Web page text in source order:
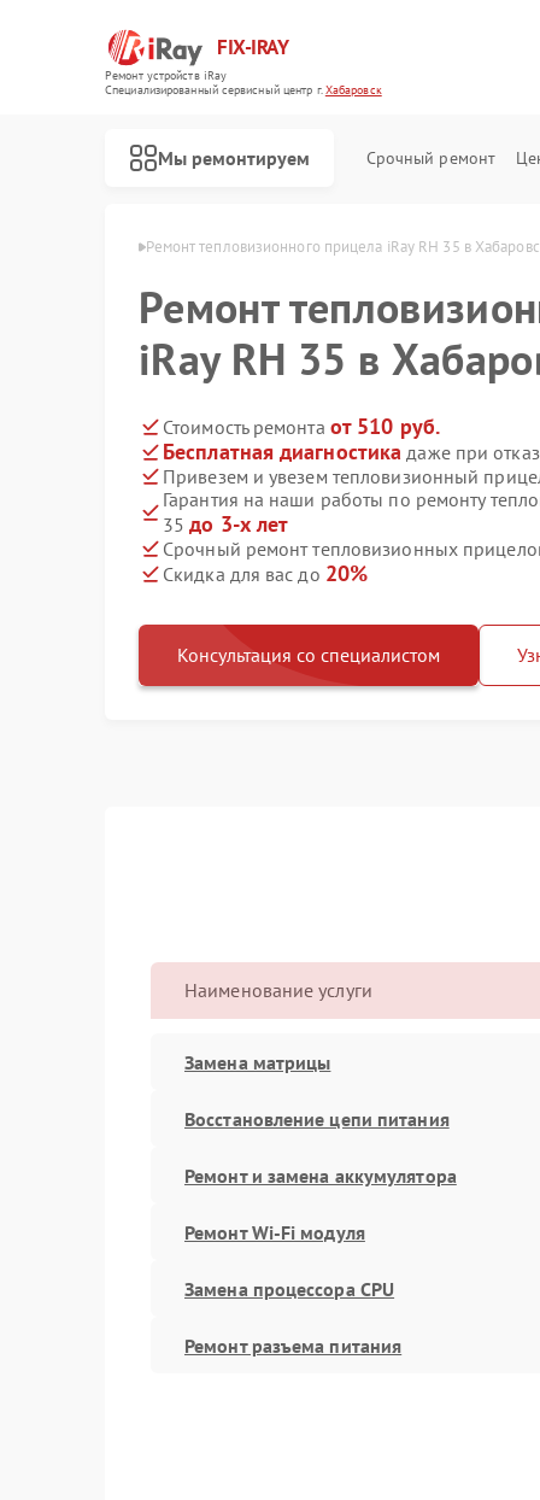
FIX-IRAY
Ремонт устройств iRay
Специализированный cервисный центр г.Хабаровск
Мы ремонтируем Срочный ремонт
Ремонт тепловизионного прицела iRay RH 35 в
Ремонт
iRay RH 35 в
Стоимость ремонта от 510 руб.
Бесплатная диагностика даже при
Привезем и увезем тепловизионный
Гарантия на наши работы по ремонту
35до 3-х лет
Срочный ремонт тепловизионных
Скидка для вас до 20%
Консультация со специалистом
Наименование услуги
Замена матрицы
Восстановление цепи питания
Ремонт и замена аккумулятора
Ремонт Wi-Fi модуля
Замена процессора CPU
Ремонт разъема питания